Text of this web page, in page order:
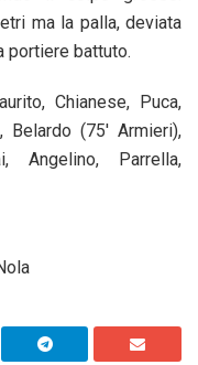
ma la palla, deviata
portiere battuto.
Chianese, Puca,
Belardo (75′ Armieri),
Angelino, Parrella,